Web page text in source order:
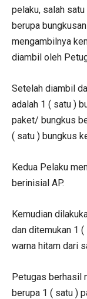
pelaku, salah
berupa
mengambilnya
diambil oleh
Setelah diambil
adalah 1 ( satu )
paket/ bungkus
( satu ) bungkus
Kedua Pelaku
berinisial AP.
Kemudian
dan ditemukan 1
warna hitam dari
Petugas berhasil
berupa 1 ( satu )